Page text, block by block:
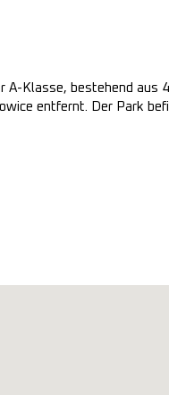
A-Klasse, bestehend
entfernt. Der Park